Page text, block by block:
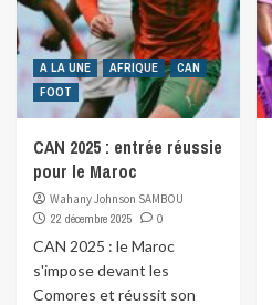
A LA UNE AFRIQUE
CAN
FOOT
CAN 2025 : entrée réussie
pour le Maroc
Wahany Johnson SAMBOU
22 décembre 2025
0
CAN 2025 : le Maroc
s'impose devant les
Comores et réussit son